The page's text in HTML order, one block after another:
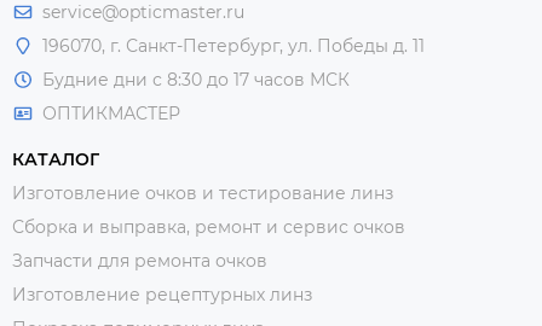
service@opticmaster.ru
196070, г. Санкт-Петербург, ул. Победы д. 11
Будние дни с 8:30 до 17 часов МСК
ОПТИКМАСТЕР
КАТАЛОГ
Изготовление очков и тестирование линз
Сборка и выправка, ремонт и сервис очков
Запчасти для ремонта очков
Изготовление рецептурных линз